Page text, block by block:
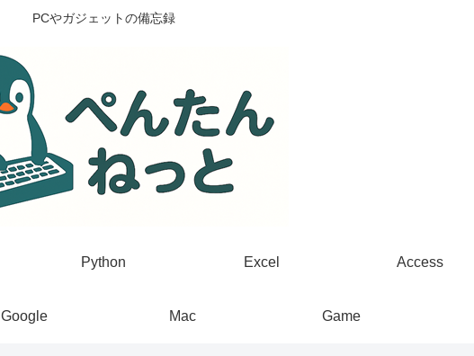
PCやガジェットの備忘録
Python Excel Access
Google Mac Game